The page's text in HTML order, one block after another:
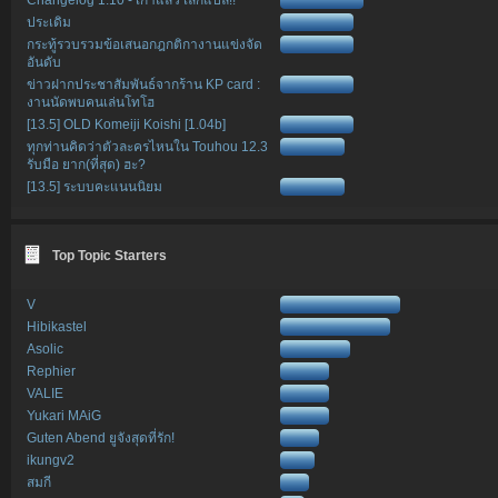
ประเดิม
กระทู้รวบรวมข้อเสนอกฎกติกางานแข่งจัด
อันดับ
ข่าวฝากประชาสัมพันธ์จากร้าน KP card :
งานนัดพบคนเล่นโทโฮ
[13.5] OLD Komeiji Koishi [1.04b]
ทุกท่านคิดว่าตัวละครไหนใน Touhou 12.3
รับมือ ยาก(ที่สุด) ฮะ?
[13.5] ระบบคะแนนนิยม
Top Topic Starters
V
Hibikastel
Asolic
Rephier
VALIE
Yukari MAiG
Guten Abend ยูจังสุดที่รัก!
ikungv2
สมกี